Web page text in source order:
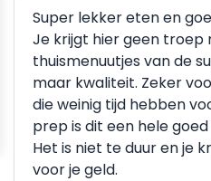
Super lekker eten en
Je krijgt hier geen troep
thuismenuutjes van de
maar kwaliteit. Zeker
die weinig tijd hebben
prep is dit een hele goed
Het is niet te duur en je
voor je geld.